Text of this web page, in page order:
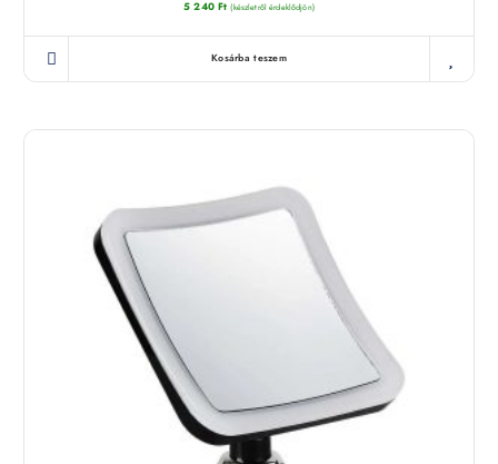
5 240 Ft (készletről érdeklődjön)
Kosárba teszem